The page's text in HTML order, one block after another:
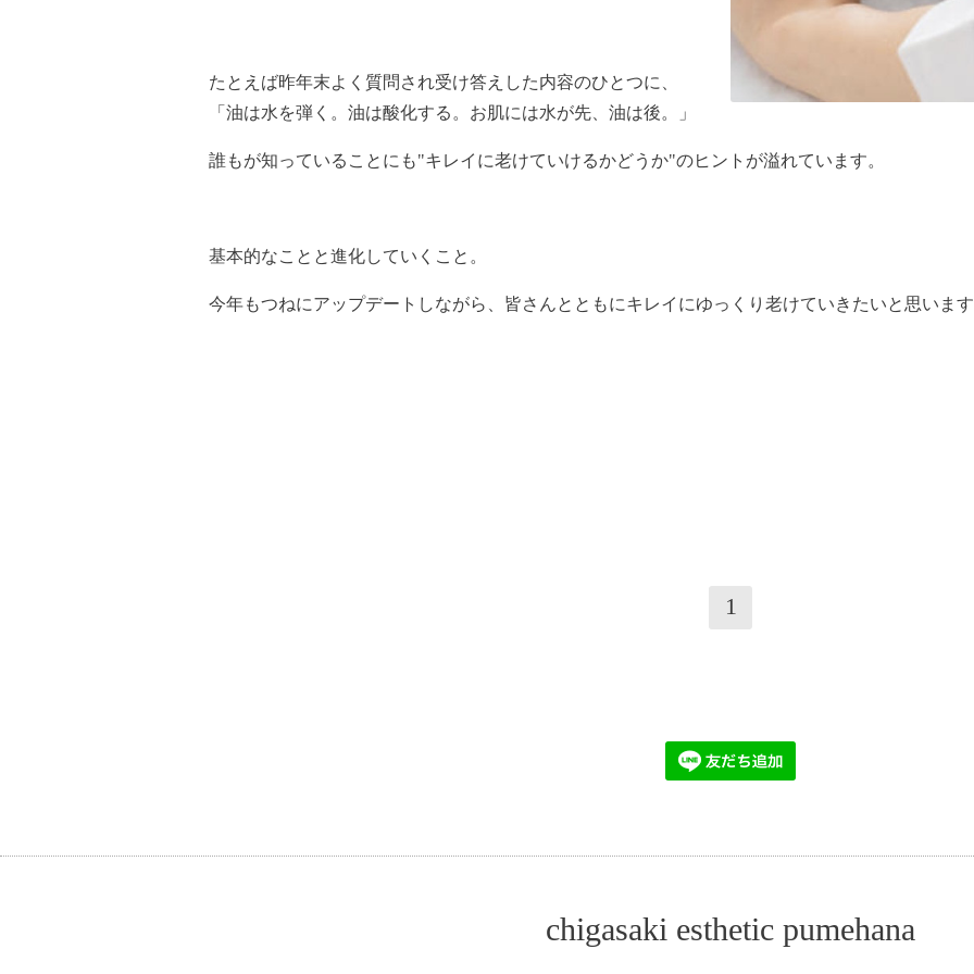
たとえば昨年末よく質問され受け答えした内容のひとつに、
「油は水を弾く。油は酸化する。お肌には水が先、油は後。」
誰もが知っていることにも"キレイに老けていけるかどうか"のヒントが溢れています。
基本的なことと進化していくこと。
今年もつねにアップデートしながら、皆さんとともにキレイにゆっくり老けていきたいと思いま
1
chigasaki esthetic pumehana